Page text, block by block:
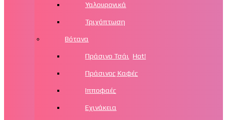
Υαλουρονικά
Τριχόπτωση
Βότανα
Πράσινο Τσάι Hot!
Πράσινος Καφές
Ιπποφαές
Εχινάκεια